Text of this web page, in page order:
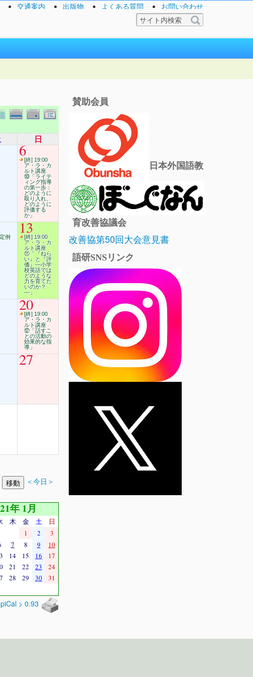
交通案内 出版物 よくある質問 お問い合わせ
日
6[終] 19:00
ア・ラ・カ
ルト講座
⑩「ライテ
ィング指導
の第一歩：
どのように
取り入れ、
どのように
評価する
か」
例
13
[終] 19:00
ア・ラ・カ
ルト講座
⑪「『ねら
い』と『評
価』―小学
校英語では
どのような
力を育てた
いのか？
―」
20
[終] 19:00
ア・ラ・カ
ルト講座
⑫「話すこ
との活動の
効果的な指
導」
27
＜今日＞
年 1月
木 金 土
日
1
2
3
7 8 9
10
14 15 16
17
21 22 23
24
28 29 30 31
piCal > 0.93
賛助会員
日本外国語教
育改善協議会
改善協第50回大会意見書
語研SNSリンク